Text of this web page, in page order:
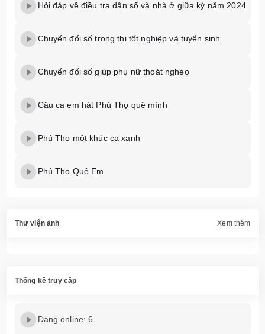
Hỏi đáp về điều tra dân số và nhà ở giữa kỳ năm 2024
Chuyển đổi số trong thi tốt nghiệp và tuyển sinh
Chuyển đối số giúp phụ nữ thoát nghèo
Câu ca em hát Phú Thọ quê mình
Phú Thọ một khúc ca xanh
Phú Thọ Quê Em
Thư viện ảnh Xem thêm
Thống kê truy cập
Đang online: 6